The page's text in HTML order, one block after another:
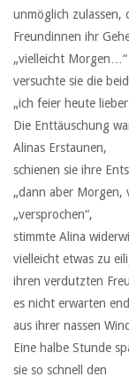
unmöglich zulassen,
Freundinnen ihr
„vielleicht Morgen…“
versuchte sie die
„ich feier heute
Die Enttäuschung
Alinas Erstaunen,
schienen sie ihre
„dann aber Morgen,
„versprochen“,
stimmte Alina
vielleicht etwas zu
ihren verdutzten
es nicht erwarten
aus ihrer nassen
Eine halbe Stunde
sie so schnell den